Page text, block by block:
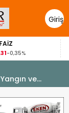
Giriş
Yap
GÜMÜŞ
1,07%
ve